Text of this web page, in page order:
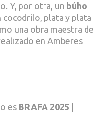
Y, por otra, un búho
cocodrilo, plata y plata
una obra maestra de
en Amberes
es BRAFA 2025